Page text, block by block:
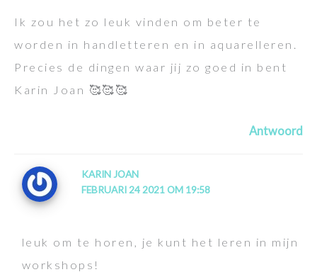
Ik zou het zo leuk vinden om beter te
worden in handletteren en in aquarelleren.
Precies de dingen waar jij zo goed in bent
Karin Joan 🥰🥰🥰
Antwoord
KARIN JOAN
FEBRUARI 24 2021 OM 19:58
leuk om te horen, je kunt het leren in mijn
workshops!